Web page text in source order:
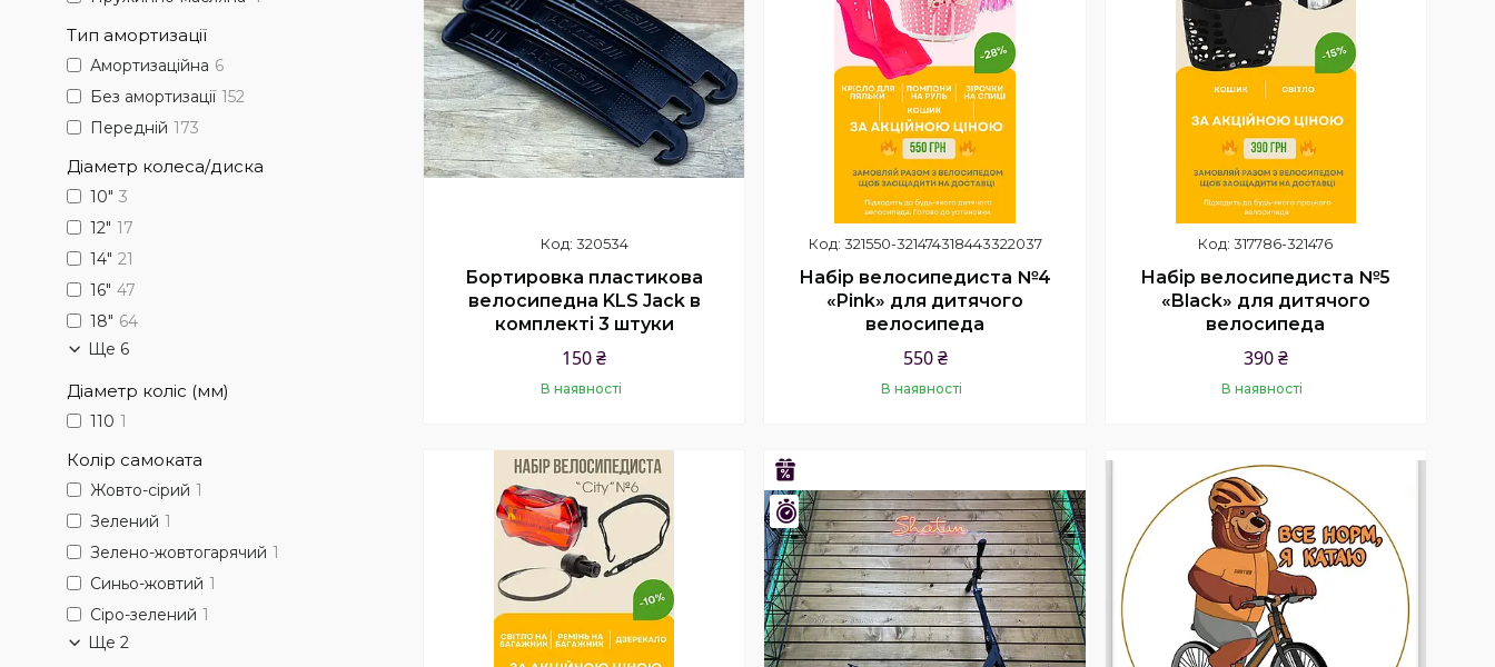
320534
Бортировка пластикова
велосипедна KLS Jack в
комплекті 3 штуки
150 ₴
В наявності
Купити
321550-321474318443322037
Набір велосипедиста №4
«Pink» для дитячого
велосипеда
550 ₴
В наявності
317786-321476
Набір велосипедиста №5
«Black» для дитячого
велосипеда
390 ₴
В наявності
Залишилось 26 днів
Тип амортизації
Амортизаційна 6
Без амортизації 152
Передній 173
Діаметр колеса/диска
10" 3
12" 17
14" 21
16" 47
18" 64
Ще 6
Діаметр коліс (мм)
110 1
Колір самоката
Жовто-сірий 1
Зелений 1
Зелено-жовтогарячий 1
Синьо-жовтий 1
Сіро-зелений 1
Ще 2